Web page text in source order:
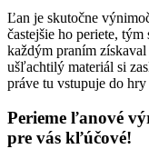
Ľan je skutočne
častejšie ho periete,
každým praním
ušľachtilý materiál si
práve tu vstupuje do
Perieme ľanové
pre vás kľúčové!